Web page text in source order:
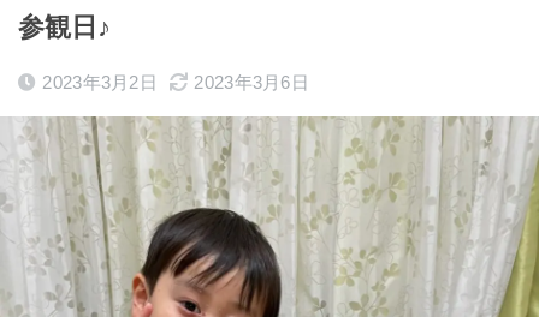
参観日♪
2023年3月2日 2023年3月6日